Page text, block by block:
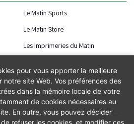
Le Matin Sports
Le Matin Store
Les Imprimeries du Matin
pour vous apporter la meilleure
notre site Web. Vos préférences des
dans la mémoire locale de votre
de cookies nécessaires au
En outre, vous pouvez décider
refuser les cookies, et modifier ces